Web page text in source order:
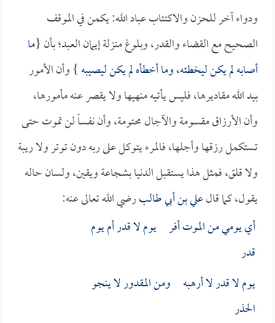
ودواء آخر للحزن والاكتئاب عباد الله: يكمن في الموقف
الصحيح مع القضاء والقدر، وبلوغ منزلة إيمان العبد؛ بأن {ما
أصابه لم يكن ليخطئه، وما أخطأه لم يكن ليصيبه} وأن الأمور
بيد الله مقاديرها، فليس يأتيه منهيها ولا يقصر عنه مأمورها،
وأن الأرزاق مقسومة والآجال محتومة، وأن نفساً لن تموت حتى
تستكمل رزقها وأجلها، فالمرء يتوكل على ربه دون توتر ولا ريبة
ولا قلق، فمثل هذا يستقبل الدنيا بشجاعة ويقين، ولسان حاله
يقول، كما قالعلي بن أبي طالبرضي الله تعالى عنه:
أي يومي من الموت أفر يوم لا قدر أم يوم
قدر
يوم لا قدر لا أرهبه ومن المقدور لا ينجو
الحذر